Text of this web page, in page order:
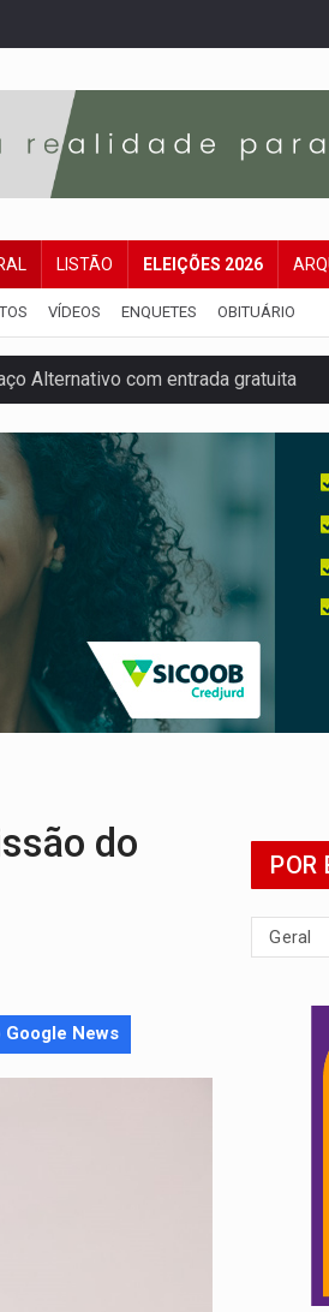
LISTÃO ELEIÇÕES 2026
VÍDEOS ENQUETES OBITUÁRIO
Alternativo com entrada gratuita
cargo
do SUS
8,8%
(9)
SUPEL/RO
do
News
POR